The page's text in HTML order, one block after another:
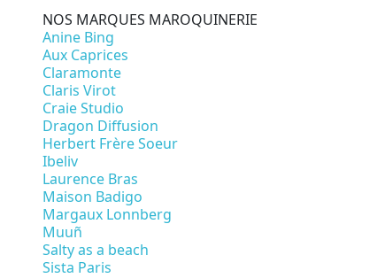
NOS MARQUES MAROQUINERIE
Anine Bing
Aux Caprices
Claramonte
Claris Virot
Craie Studio
Dragon Diffusion
Herbert Frère Soeur
Ibeliv
Laurence Bras
Maison Badigo
Margaux Lonnberg
Muuñ
Salty as a beach
Sista Paris